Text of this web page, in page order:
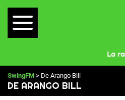
SwingFM > De Arango Bill
DE ARANGO BILL